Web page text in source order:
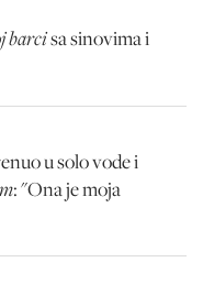
barcisa sinovima i
u solo vode i
: "Ona je moja